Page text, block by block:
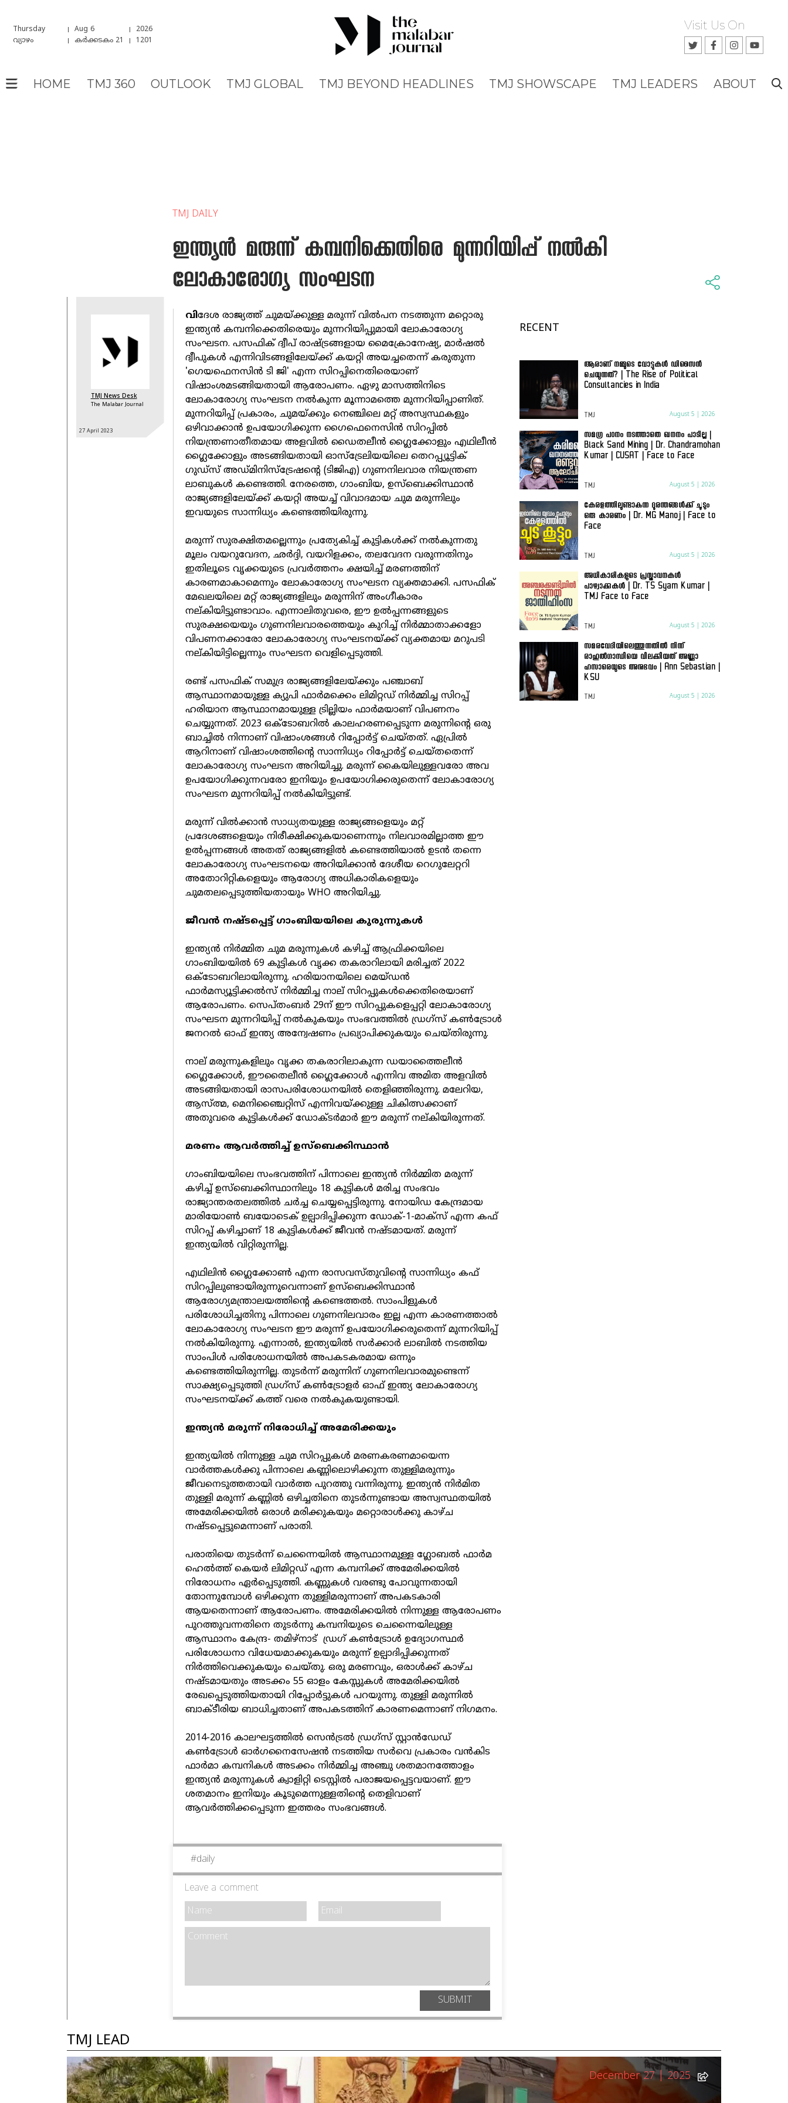
Thursday Aug 6
2026
വ്യാഴം
കർക്കടകം 21 1201
Visit Us On
HOME TMJ 360 OUTLOOK TMJ GLOBAL TMJ BEYOND HEADLINES TMJ SHOWSCAPE TMJ LEADERS ABOUT
TMJ DAILY
ഇന്ത്യൻ മരുന്ന് കമ്പനിക്കെതിരെ മുന്നറിയിപ്പ് നൽകി
ലോകാരോഗ്യ സംഘടന
TMJ News Desk
The Malabar Journal
27 April 2023
വിദേശ രാജ്യത്ത് ചുമയ്ക്കുള്ള മരുന്ന് വിൽപന നടത്തുന്ന മറ്റൊരു
ഇന്ത്യൻ കമ്പനിക്കെതിരെയും മുന്നറിയിപ്പുമായി ലോകാരോഗ്യ
സംഘടന. പസഫിക് ദ്വീപ് രാഷ്ട്രങ്ങളായ മൈക്രോനേഷ്യ, മാർഷൽ
ദ്വീപുകൾ എന്നിവിടങ്ങളിലേയ്ക്ക് കയറ്റി അയച്ചതെന്ന് കരുതുന്ന
'ഗെയഫെനസിൻ ടി ജി' എന്ന സിറപ്പിനെതിരെയാണ്
വിഷാംശമടങ്ങിയതായി ആരോപണം. ഏഴു മാസത്തിനിടെ
ലോകാരോഗ്യ സംഘടന നൽകുന്ന മൂന്നാമത്തെ മുന്നറിയിപ്പാണിത്.
മുന്നറിയിപ്പ് പ്രകാരം, ചുമയ്ക്കും നെഞ്ചിലെ മറ്റ് അസ്വസ്ഥകളും
ഒഴിവാക്കാൻ ഉപയോഗിക്കുന്ന ഗൈഫെനെസിൻ സിറപ്പിൽ
നിയന്ത്രണാതീതമായ അളവിൽ ഡൈതലീൻ ഗ്ലൈക്കോളും എഥിലീൻ
ഗ്ലൈക്കോളും അടങ്ങിയതായി ഓസ്ട്രേലിയയിലെ തെറപ്പ്യൂട്ടിക്
ഗുഡ്സ് അഡ്മിനിസ്ട്രേഷന്റെ (ടിജിഎ) ഗുണനിലവാര നിയന്ത്രണ
ലാബുകൾ കണ്ടെത്തി. നേരത്തെ, ഗാംബിയ, ഉസ്‌ബെക്കിസ്ഥാൻ
രാജ്യങ്ങളിലേയ്ക്ക് കയറ്റി അയച്ച് വിവാദമായ ചുമ മരുന്നിലും
ഇവയുടെ സാന്നിധ്യം കണ്ടെത്തിയിരുന്നു.
മരുന്ന് സുരക്ഷിതമല്ലെന്നും പ്രത്യേകിച്ച് കുട്ടികൾക്ക് നൽകുന്നതു
മൂലം വയറുവേദന, ഛർദ്ദി, വയറിളക്കം, തലവേദന വരുന്നതിനും
ഇതിലൂടെ വൃക്കയുടെ പ്രവർത്തനം ക്ഷയിച്ച് മരണത്തിന്
കാരണമാകാമെന്നും ലോകാരോഗ്യ സംഘടന വ്യക്തമാക്കി. പസഫിക്
മേഖലയിലെ മറ്റ് രാജ്യങ്ങളിലും മരുന്നിന് അംഗീകാരം
നല്കിയിട്ടുണ്ടാവാം. എന്നാലിതുവരെ, ഈ ഉൽപ്പന്നങ്ങളുടെ
സുരക്ഷയെയും ഗുണനിലവാരത്തെയും കുറിച്ച് നിർമ്മാതാക്കളോ
വിപണനക്കാരോ ലോകാരോഗ്യ സംഘടനയ്ക്ക് വ്യക്തമായ മറുപടി
നല്കിയിട്ടില്ലെന്നും സംഘടന വെളിപ്പെടുത്തി.
രണ്ട് പസഫിക് സമുദ്ര രാജ്യങ്ങളിലേയ്ക്കും പഞ്ചാബ്
ആസ്ഥാനമായുള്ള ക്യുപി ഫാർമക്കെം ലിമിറ്റഡ് നിർമ്മിച്ച സിറപ്പ്
ഹരിയാന ആസ്ഥാനമായുള്ള ട്രില്ലിയം ഫാർമയാണ് വിപണനം
ചെയ്യുന്നത്. 2023 ഒക്ടോബറിൽ കാലഹരണപ്പെടുന്ന മരുന്നിന്റെ ഒരു
ബാച്ചിൽ നിന്നാണ് വിഷാംശങ്ങൾ റിപ്പോർട്ട് ചെയ്തത്. ഏപ്രിൽ
ആറിനാണ് വിഷാംശത്തിന്റെ സാന്നിധ്യം റിപ്പോർട്ട് ചെയ്തതെന്ന്
ലോകാരോഗ്യ സംഘടന അറിയിച്ചു. മരുന്ന് കൈയിലുള്ളവരോ അവ
ഉപയോഗിക്കുന്നവരോ ഇനിയും ഉപയോഗിക്കരുതെന്ന് ലോകാരോഗ്യ
സംഘടന മുന്നറിയിപ്പ് നൽകിയിട്ടുണ്ട്.
മരുന്ന് വിൽക്കാൻ സാധ്യതയുള്ള രാജ്യങ്ങളെയും മറ്റ്
പ്രദേശങ്ങളെയും നിരീക്ഷിക്കുകയാണെന്നും നിലവാരമില്ലാത്ത ഈ
ഉൽപ്പന്നങ്ങൾ അതത് രാജ്യങ്ങളിൽ കണ്ടെത്തിയാൽ ഉടൻ തന്നെ
ലോകാരോഗ്യ സംഘടനയെ അറിയിക്കാൻ ദേശീയ റെഗുലേറ്ററി
അതോറിറ്റികളെയും ആരോഗ്യ അധികാരികളെയും
ചുമതലപ്പെടുത്തിയതായും WHO അറിയിച്ചു.
ജീവൻ നഷ്ടപ്പെട്ട് ഗാംബിയയിലെ കുരുന്നുകൾ
ഇന്ത്യൻ നിർമ്മിത ചുമ മരുന്നുകൾ കഴിച്ച് ആഫ്രിക്കയിലെ
ഗാംബിയയിൽ 69 കുട്ടികൾ വൃക്ക തകരാറിലായി മരിച്ചത് 2022
ഒക്ടോബറിലായിരുന്നു. ഹരിയാനയിലെ മെയ്ഡൻ
ഫാർമസ്യൂട്ടിക്കൽസ് നിർമ്മിച്ച നാല് സിറപ്പുകൾക്കെതിരെയാണ്
ആരോപണം. സെപ്തംബർ 29ന് ഈ സിറപ്പുകളെപ്പറ്റി ലോകാരോഗ്യ
സംഘടന മുന്നറിയിപ്പ് നൽകുകയും സംഭവത്തിൽ ഡ്രഗ്‌സ് കൺട്രോൾ
ജനറൽ ഓഫ് ഇന്ത്യ അന്വേഷണം പ്രഖ്യാപിക്കുകയും ചെയ്തിരുന്നു.
നാല് മരുന്നുകളിലും വൃക്ക തകരാറിലാകുന്ന ഡയാത്തൈലീൻ
ഗ്ലൈക്കോൾ, ഈതൈലീൻ ഗ്ലൈക്കോൾ എന്നിവ അമിത അളവിൽ
അടങ്ങിയതായി രാസപരിശോധനയിൽ തെളിഞ്ഞിരുന്നു. മലേറിയ,
ആസ്ത്മ, മെനിഞ്ചൈറ്റിസ് എന്നിവയ്ക്കുള്ള ചികിത്സക്കാണ്
അതുവരെ കുട്ടികൾക്ക് ഡോക്ടർമാർ ഈ മരുന്ന് നല്കിയിരുന്നത്.
മരണം ആവർത്തിച്ച് ഉസ്‌ബെക്കിസ്ഥാൻ
ഗാംബിയയിലെ സംഭവത്തിന് പിന്നാലെ ഇന്ത്യൻ നിർമ്മിത മരുന്ന്
കഴിച്ച് ഉസ്‌ബെക്കിസ്ഥാനിലും 18 കുട്ടികൾ മരിച്ച സംഭവം
രാജ്യാന്തരതലത്തിൽ ചർച്ച ചെയ്യപ്പെട്ടിരുന്നു. നോയിഡ കേന്ദ്രമായ
മാരിയോൺ ബയോടെക് ഉല്പാദിപ്പിക്കുന്ന ഡോക്-1-മാക്‌സ് എന്ന കഫ്
സിറപ്പ് കഴിച്ചാണ് 18 കുട്ടികൾക്ക് ജീവൻ നഷ്ടമായത്. മരുന്ന്
ഇന്ത്യയിൽ വിറ്റിരുന്നില്ല.
എഥിലിൻ ഗ്ലൈക്കോൺ എന്ന രാസവസ്തുവിന്റെ സാന്നിധ്യം കഫ്
സിറപ്പിലുണ്ടായിരുന്നുവെന്നാണ് ഉസ്‌ബെക്കിസ്ഥാൻ
ആരോഗ്യമന്ത്രാലയത്തിന്റെ കണ്ടെത്തൽ. സാംപിളുകൾ
പരിശോധിച്ചതിനു പിന്നാലെ ഗുണനിലവാരം ഇല്ല എന്ന കാരണത്താൽ
ലോകാരോഗ്യ സംഘടന ഈ മരുന്ന് ഉപയോഗിക്കരുതെന്ന് മുന്നറിയിപ്പ്
നൽകിയിരുന്നു. എന്നാൽ, ഇന്ത്യയിൽ സർക്കാർ ലാബിൽ നടത്തിയ
സാംപിൾ പരിശോധനയിൽ അപകടകരമായ ഒന്നും
കണ്ടെത്തിയിരുന്നില്ല. തുടർന്ന് മരുന്നിന് ഗുണനിലവാരമുണ്ടെന്ന്
സാക്ഷ്യപ്പെടുത്തി ഡ്രഗ്‌സ് കൺട്രോളർ ഓഫ് ഇന്ത്യ ലോകാരോഗ്യ
സംഘടനയ്ക്ക് കത്ത് വരെ നൽകുകയുണ്ടായി.
ഇന്ത്യൻ മരുന്ന് നിരോധിച്ച് അമേരിക്കയും
ഇന്ത്യയിൽ നിന്നുള്ള ചുമ സിറപ്പുകൾ മരണകരണമായെന്ന
വാർത്തകൾക്കു പിന്നാലെ കണ്ണിലൊഴിക്കുന്ന തുള്ളിമരുന്നും
ജീവനെടുത്തതായി വാർത്ത പുറത്തു വന്നിരുന്നു. ഇന്ത്യൻ നിർമിത
തുള്ളി മരുന്ന് കണ്ണിൽ ഒഴിച്ചതിനെ തുടർന്നുണ്ടായ അസ്വസ്ഥതയിൽ
അമേരിക്കയിൽ ഒരാൾ മരിക്കുകയും മറ്റൊരാൾക്കു കാഴ്ച
നഷ്ടപ്പെട്ടുമെന്നാണ് പരാതി.
പരാതിയെ തുടർന്ന് ചെന്നൈയിൽ ആസ്ഥാനമുള്ള ഗ്ലോബൽ ഫാർമ
ഹെൽത്ത് കെയർ ലിമിറ്റഡ് എന്ന കമ്പനിക്ക് അമേരിക്കയിൽ
നിരോധനം ഏർപ്പെടുത്തി. കണ്ണുകൾ വരണ്ടു പോവുന്നതായി
തോന്നുമ്പോൾ ഒഴിക്കുന്ന തുള്ളിമരുന്നാണ് അപകടകാരി
ആയതെന്നാണ് ആരോപണം. അമേരിക്കയിൽ നിന്നുള്ള ആരോപണം
പുറത്തുവന്നതിനെ തുടർന്നു കമ്പനിയുടെ ചെന്നൈയിലുള്ള
ആസ്ഥാനം കേന്ദ്ര- തമിഴ്‌നാട് ഡ്രഗ് കൺട്രോൾ ഉദ്യോഗസ്ഥർ
പരിശോധനാ വിധേയമാക്കുകയും മരുന്ന് ഉല്പാദിപ്പിക്കുന്നത്
നിർത്തിവെക്കുകയും ചെയ്തു. ഒരു മരണവും, ഒരാൾക്ക് കാഴ്ച
നഷ്ടമായതും അടക്കം 55 ഓളം കേസ്സുകൾ അമേരിക്കയിൽ
രേഖപ്പെടുത്തിയതായി റിപ്പോർട്ടുകൾ പറയുന്നു. തുള്ളി മരുന്നിൽ
ബാക്ടീരിയ ബാധിച്ചതാണ് അപകടത്തിന് കാരണമെന്നാണ് നിഗമനം.
2014-2016 കാലഘട്ടത്തിൽ സെൻട്രൽ ഡ്രഗ്‌സ് സ്റ്റാൻഡേഡ്
കൺട്രോൾ ഓർഗനൈസേഷൻ നടത്തിയ സർവെ പ്രകാരം വൻകിട
ഫാർമാ കമ്പനികൾ അടക്കം നിർമ്മിച്ച അഞ്ചു ശതമാനത്തോളം
ഇന്ത്യൻ മരുന്നുകൾ ക്വാളിറ്റി ടെസ്റ്റിൽ പരാജയപ്പെട്ടവയാണ്. ഈ
ശതമാനം ഇനിയും കൂടുമെന്നുള്ളതിന്റെ തെളിവാണ്
ആവർത്തിക്കപ്പെടുന്ന ഇത്തരം സംഭവങ്ങൾ.
RECENT
ആരാണ് നമ്മുടെ വോട്ടുകൾ ഡിസൈൻ
ചെയുന്നത്? | The Rise of Political
Consultancies in India
TMJ August 5 | 2026
സമഗ്ര പഠനം നടത്താതെ ഖനനം പാടില്ല |
Black Sand Mining | Dr. Chandramohan
Kumar | CUSAT | Face to Face
TMJ August 5 | 2026
കേരളത്തിലുണ്ടാകുന്ന ദുരന്തങ്ങൾക്ക് ചൂടും
ഒരു കാരണം | Dr. MG Manoj | Face to
Face
TMJ August 5 | 2026
അധികാരികളുടെ പ്രസ്താവനകൾ
പാഴ്വാക്കുകൾ | Dr. TS Syam Kumar |
TMJ Face to Face
TMJ August 5 | 2026
സമരവേദിയിലെത്തുന്നതിൽ നിന്ന്
രാഹുൽഗാന്ധിയെ വിലക്കിയത് അണ്ണാ
ഹസാരെയുടെ അനുഭവം | Ann Sebastian |
KSU
TMJ August 5 | 2026
#daily
Leave a comment
SUBMIT
TMJ LEAD
December 27 | 2025